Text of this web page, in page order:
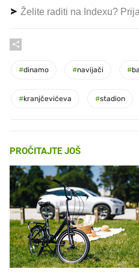
Želite raditi na Indexu?
#dinamo #navijači #
#kranjčevićeva #stadion
PROČITAJTE JOŠ